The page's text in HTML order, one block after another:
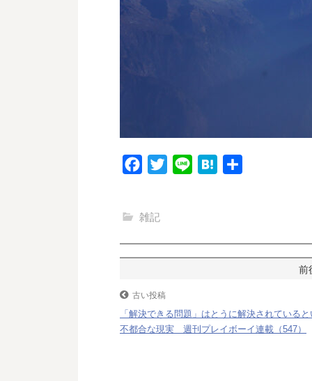
e
b
o
k
t
e
n
a
雑記
稿
ナ
古い投稿
「解決できる問題」はとうに解決されていると
不都合な現実 週刊プレイボーイ連載（547）